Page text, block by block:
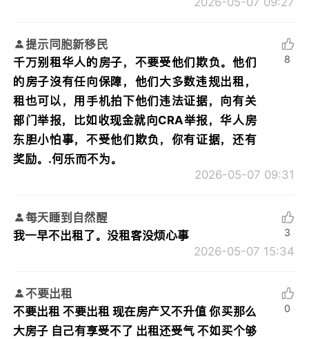
提示同胞新移民
千万别租华人的房子，不要受他们欺负。他们
的房子沒有任向保障，他们大多数违规出租，
租也可以，用手机拍下他们违法证据，向有关
部门举报，比如收现金就向CRA举报，华人房
东胆小怕事，不受他们欺负，你有证据，还有
奖励。.何乐而不为。
2026-05-07 09:31
8
每天睡到自然醒
我一早不出租了。没租客没烦心事
2026-05-07 15:34
3
不要出租
不要出租 不要出租 现在房产又不升值 你买那么
大房子 自己有享受不了 出租还受气 不如买个够
0